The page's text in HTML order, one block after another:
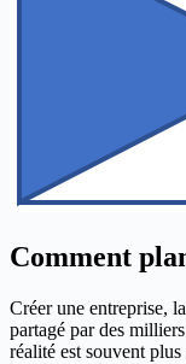
Comment
Créer une entreprise,
partagé par des
réalité est souvent